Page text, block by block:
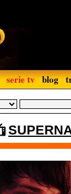
serie tv blog